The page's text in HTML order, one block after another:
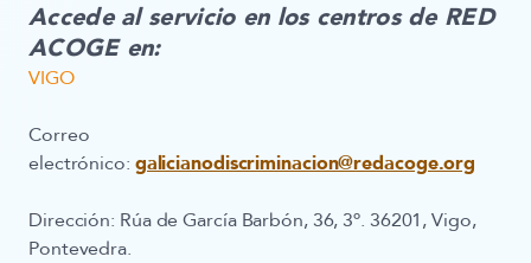
Accede al servicio en los centros de RED
ACOGE en:
VIGO
Correo
electrónico: galicianodiscriminacion@redacoge.org
Dirección: Rúa de García Barbón, 36, 3º. 36201, Vigo,
Pontevedra.